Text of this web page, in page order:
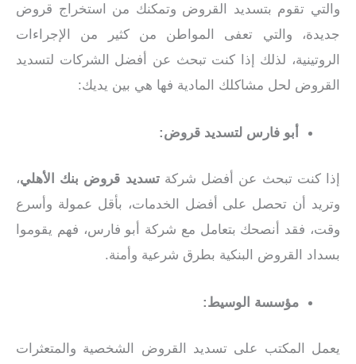
والتي تقوم بتسديد القروض وتمكنك من استخراج قروض
جديدة، والتي تعفى المواطن من كثير من الإجراءات
الروتينية، لذلك إذا كنت تبحث عن أفضل الشركات لتسديد
القروض لحل مشاكلك المادية فها هي بين يديك:
أبو فارس لتسديد قروض:
إذا كنت تبحث عن أفضل شركةتسديد قروض بنك الأهلي،
وتريد أن تحصل على أفضل الخدمات، بأقل عمولة وأسرع
وقت، فقد أنصحك بتعامل مع شركة أبو فارس، فهم يقوموا
بسداد القروض البنكية بطرق شرعية وأمنة.
مؤسسة الوسيط:
يعمل المكتب على تسديد القروض الشخصية والمتعثرات